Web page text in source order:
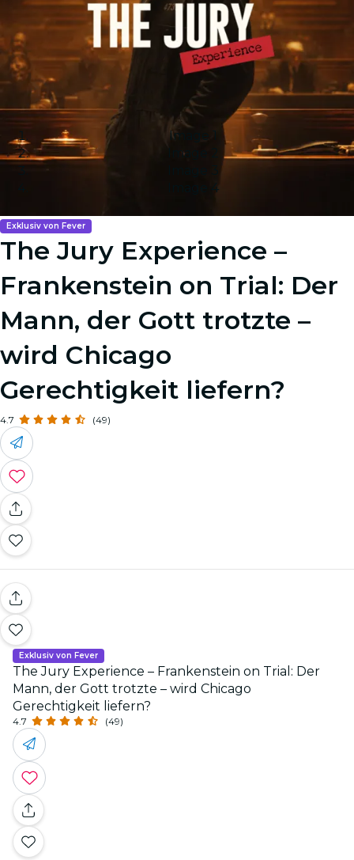
Image 1
Image 2
Image 4
Exklusiv von Fever
The Jury Experience –
Frankenstein on Trial: Der
Mann, der Gott trotzte –
wird Chicago
Gerechtigkeit liefern?
4.7 (49)
Exklusiv von Fever
The Jury Experience – Frankenstein on Trial: Der
Mann, der Gott trotzte – wird Chicago
Gerechtigkeit liefern?
4.7 (49)